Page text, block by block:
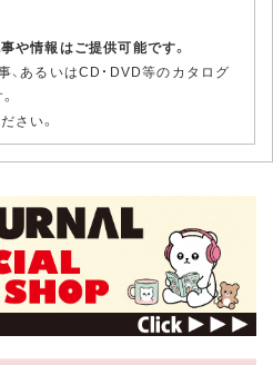
や情報はご提供可能です。
あるいはCD・DVD等のカタログ
さい。